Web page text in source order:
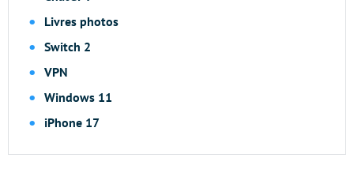
Livres photos
Switch 2
VPN
Windows 11
iPhone 17